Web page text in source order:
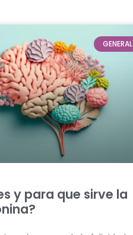
GENERAL
y para que sirve la